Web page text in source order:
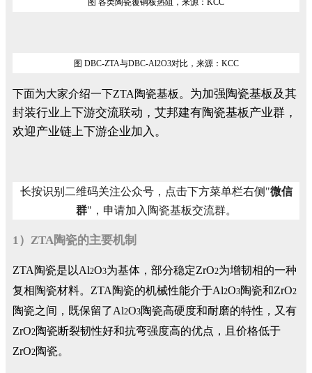
图 各类陶瓷覆铜板热阻，来源：KCC
图 DBC-ZTA与DBC-Al2O3对比，来源：KCC
下面为大家介绍一下ZTA陶瓷基板。 为加强陶瓷基板及其
封装行业上下游交流联动，艾邦建有陶瓷基板产业群，
欢迎产业链上下游企业加入。
长按识别二维码关注公众号，点击下方菜单栏右侧"微信
群"，申请加入陶瓷基板交流群。
1）ZTA陶瓷的主要机制
ZTA陶瓷是以Al2O3为基体，部分稳定ZrO2为增韧相的一种
复相陶瓷材料。ZTA陶瓷的机械性能介于Al2O3陶瓷和ZrO2
陶瓷之间，既保留了Al2O3陶瓷高硬度和耐磨的特性，又有
ZrO2陶瓷断裂韧性好和抗弯强度高的优点，且价格低于
ZrO2陶瓷。